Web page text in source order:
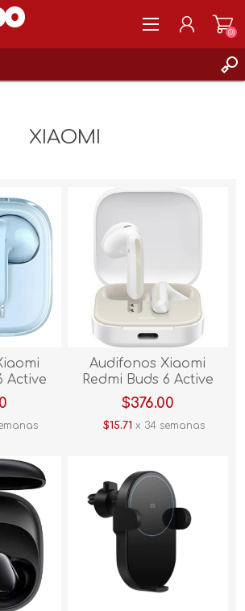
(0)
XIAOMI
Active
Audifonos Xiaomi
Redmi Buds 6 Active
Blanco
$376.00
$15.71 x 34 semanas